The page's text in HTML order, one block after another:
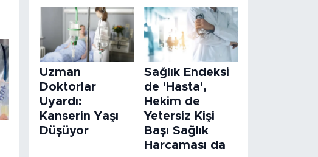
Uzman
Doktorlar
Uyardı:
Kanserin Yaşı
Düşüyor
Sağlık Endeksi
de 'Hasta',
Hekim de
Yetersiz Kişi
Başı Sağlık
Harcaması da